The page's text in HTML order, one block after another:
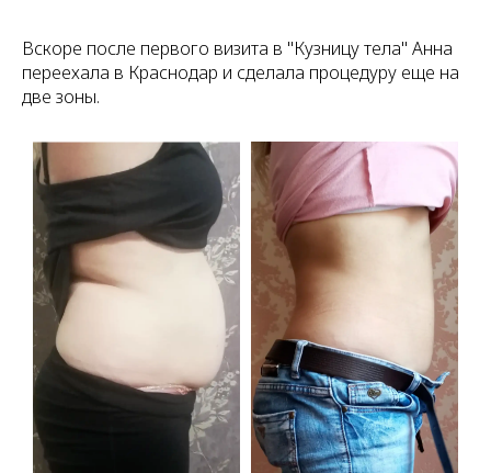
Вскоре после первого визита в "Кузницу тела" Анна
переехала в Краснодар и сделала процедуру еще на
две зоны.